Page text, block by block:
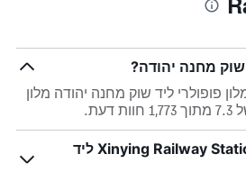
מחנה יהודה?
פופולרי ליד שוק מחנה יהודה מלון
המלצה למלון טוב בXinying Railway Station ליד